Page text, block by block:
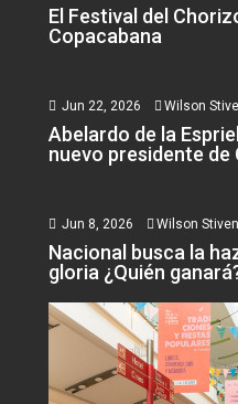
El Festival del
Copacabana
Jun 22, 2026 Wilson
Abelardo de la
nuevo presidente de
Jun 8, 2026 Wilson
Nacional busca la
gloria ¿Quién